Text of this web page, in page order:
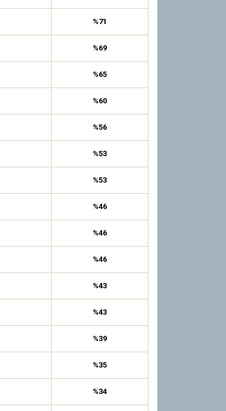
%71
%69
%65
%60
%56
%53
%53
%46
%46
%46
%43
%43
%39
%35
%34